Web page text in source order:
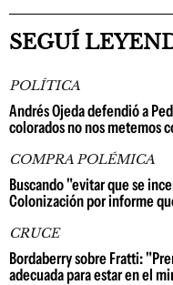
SEGUÍ
POLÍTICA
Andrés Ojeda defendió a
colorados no nos metemos
COMPRA POLÉMICA
Buscando "evitar que se
Colonización por informe
CRUCE
Bordaberry sobre Fratti:
adecuada para estar en el